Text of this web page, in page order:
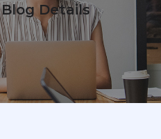
Blog Details